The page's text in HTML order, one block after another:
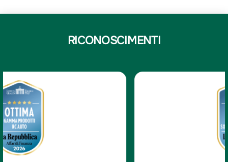
RICONOSCIMENTI